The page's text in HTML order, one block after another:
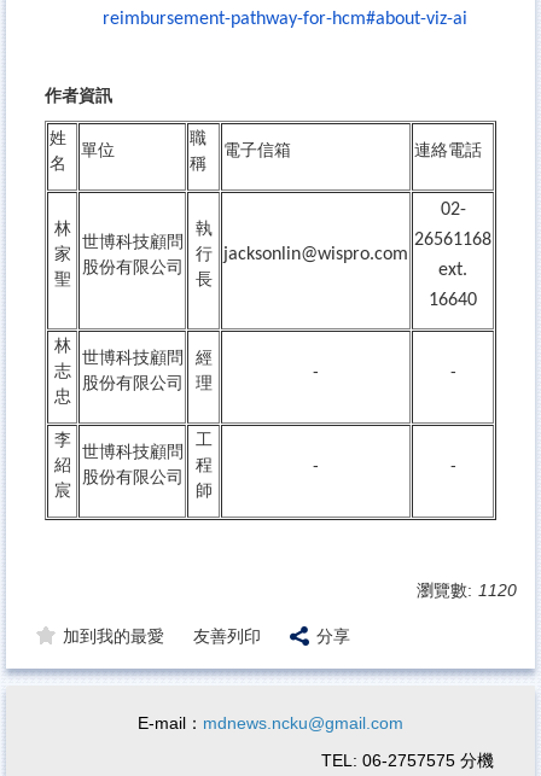
reimbursement-pathway-for-hcm#about-viz-ai
作者資訊
姓
名
單位
職
稱
電子信箱 連絡電話
林
家
聖
世博科技顧問
股份有限公司
執
行
長
jacksonlin@wispro.com
02-
26561168
ext.
16640
林
志
忠
世博科技顧問
股份有限公司
經
理
- -
李
紹
宸
世博科技顧問
股份有限公司
工
程
師
- -
瀏覽數: 1120
加到我的最愛 友善列印 分享
E-mail： mdnews.ncku@gmail.com
TEL: 06-2757575 分機